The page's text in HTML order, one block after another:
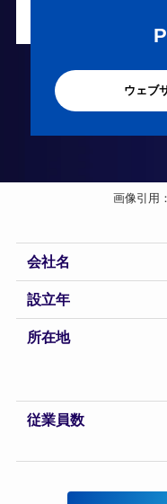
ウェブ
画像引用
会社名
設立年
所在地
従業員数